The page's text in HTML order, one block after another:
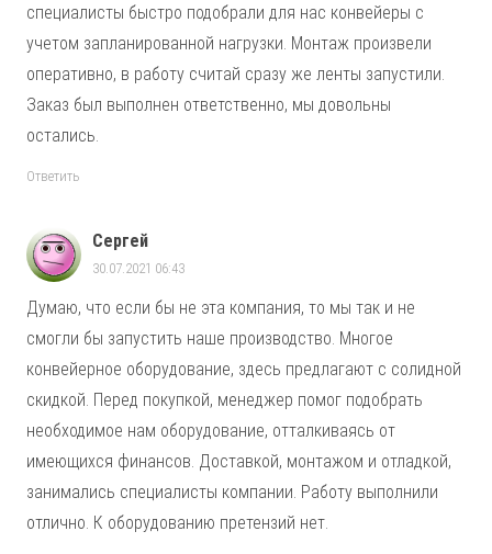
специалисты быстро подобрали для нас конвейеры с
учетом запланированной нагрузки. Монтаж произвели
оперативно, в работу считай сразу же ленты запустили.
Заказ был выполнен ответственно, мы довольны
остались.
Ответить
Сергей
30.07.2021 06:43
Думаю, что если бы не эта компания, то мы так и не
смогли бы запустить наше производство. Многое
конвейерное оборудование, здесь предлагают с солидной
скидкой. Перед покупкой, менеджер помог подобрать
необходимое нам оборудование, отталкиваясь от
имеющихся финансов. Доставкой, монтажом и отладкой,
занимались специалисты компании. Работу выполнили
отлично. К оборудованию претензий нет.